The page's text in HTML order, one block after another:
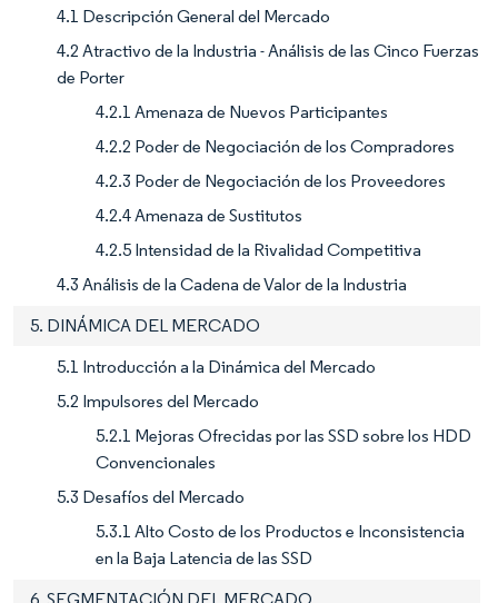
4.1 Descripción General del Mercado
4.2 Atractivo de la Industria - Análisis de las Cinco Fuerzas
de Porter
4.2.1 Amenaza de Nuevos Participantes
4.2.2 Poder de Negociación de los Compradores
4.2.3 Poder de Negociación de los Proveedores
4.2.4 Amenaza de Sustitutos
4.2.5 Intensidad de la Rivalidad Competitiva
4.3 Análisis de la Cadena de Valor de la Industria
5. DINÁMICA DEL MERCADO
5.1 Introducción a la Dinámica del Mercado
5.2 Impulsores del Mercado
5.2.1 Mejoras Ofrecidas por las SSD sobre los HDD
Convencionales
5.3 Desafíos del Mercado
5.3.1 Alto Costo de los Productos e Inconsistencia
en la Baja Latencia de las SSD